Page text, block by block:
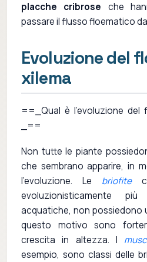
placche cribrose che
passare il flusso floematico
Evoluzione del
xilema
==_Qual è l'evoluzione del
_==
Non tutte le piante
che sembrano apparire, in
l'evoluzione. Le briofite
evoluzionisticamente
acquatiche, non possiedono
questo motivo sono
crescita in altezza. I
esempio, sono classi delle